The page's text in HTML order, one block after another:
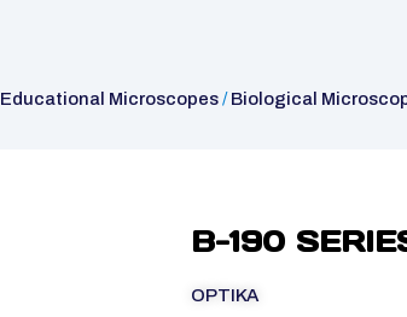
Educational Microscopes/Biological
B-190
OPTIKA